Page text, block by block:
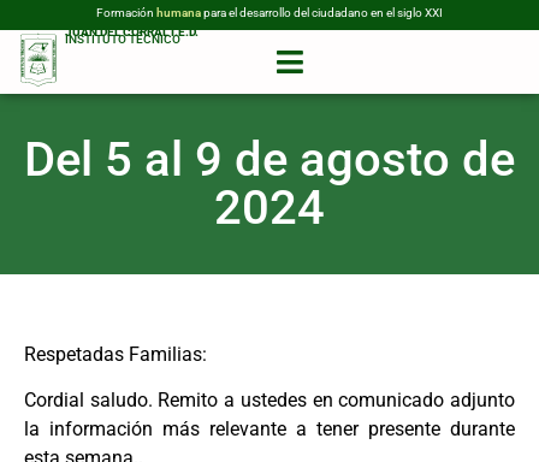
Formación humanapara el desarrollo del ciudadano en el siglo XXI
INSTITUTO TÉCNICO
JUAN DEL CORRAL I.E.D.
Del 5 al 9 de agosto de
2024
Respetadas Familias:
Cordial saludo. Remito a ustedes en comunicado adjunto
la información más relevante a tener presente durante